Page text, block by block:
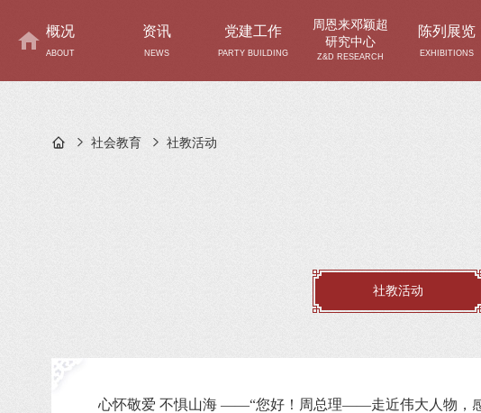
概况
ABOUT
资讯
NEWS
党建工作
PARTY BUILDING
周恩来邓颖超
研究中心
Z&D RESEARCH
陈列展览
EXHIBITIONS
社会教育 社教活动
社教活动
心怀敬爱 不惧山海 ——“您好！周总理——走近伟大人物，